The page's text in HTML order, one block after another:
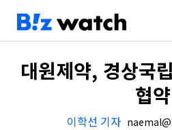
대원제약, 경상국
협약
이학선 기자